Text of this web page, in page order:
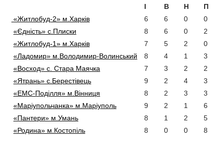
І В Н
П
«Житлобуд-2» м.Харків
6 6 0
0
«Єдність» с.Плиски
8 6 0
2
«Житлобуд-1» м.Харків
7 5 2
0
«Ладомир» м.Володимир-Волинський
8 4 1
3
«Восход» с. Стара Маячка
7 3 2
2
«Ятрань» с.Берестівець
9 2 4
3
«ЕМС-Поділля» м.Вінниця
8 2 3
3
«Маріупольчанка» м.Маріуполь
9 2 1
6
«Пантери» м.Умань
8 1 2
5
«Родина» м.Костопіль
8 0 0 8